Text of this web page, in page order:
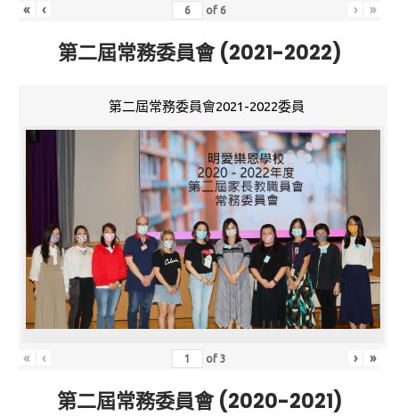
« ‹ of 6 › »
第二屆常務委員會 (2021-2022)
第二屆常務委員會2021-2022委員
« ‹ of3 › »
第二屆常務委員會 (2020-2021)